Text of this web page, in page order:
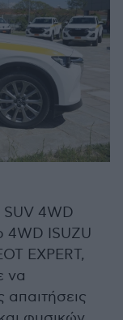
4WD
4WD ISUZU
EXPERT,
να
απαιτήσεις